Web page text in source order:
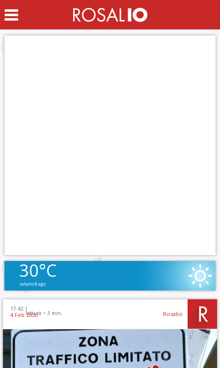
30°C
sabato 8 ago
17:42 |
lettura ~ 3 min.
4 Feb 2020 Rosalio